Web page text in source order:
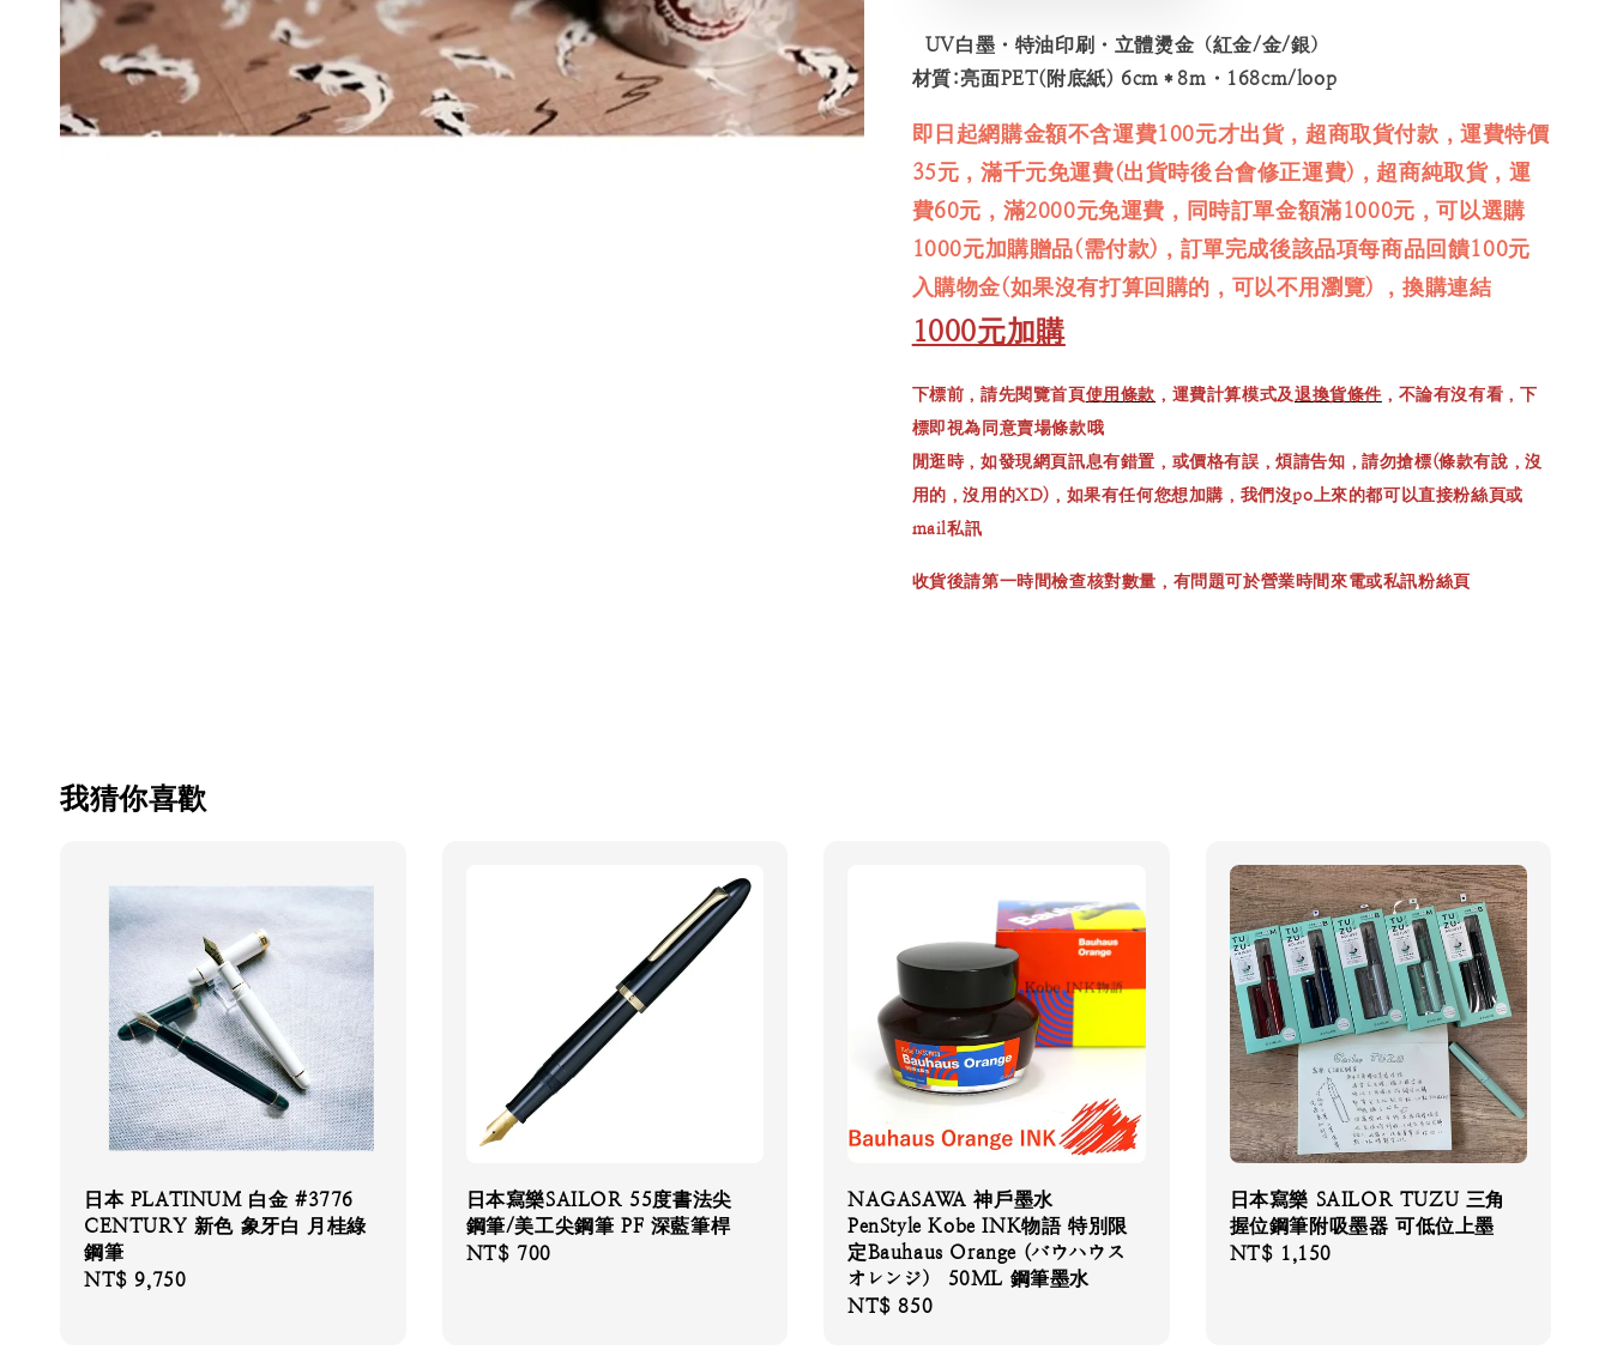
UV白墨・特油印刷・立體燙金（紅金/金/銀）
材質:亮面PET(附底紙) 6cm＊8m・168cm/loop
即日起網購金額不含運費100元才出貨，超商取貨付款，運費特價
35元，滿千元免運費(出貨時後台會修正運費)，超商純取貨，運
費60元，滿2000元免運費，同時訂單金額滿1000元，可以選購
1000元加購贈品(需付款)，訂單完成後該品項每商品回饋100元
入購物金(如果沒有打算回購的，可以不用瀏覽) ，換購連結
1000元加購
下標前，請先閱覽首頁使用條款 ，運費計算模式及退換貨條件 ，不論有沒有看，下
標即視為同意賣場條款哦
閒逛時，如發現網頁訊息有錯置，或價格有誤，煩請告知，請勿搶標(條款有說，沒
用的，沒用的XD)，如果有任何您想加購，我們沒po上來的都可以直接粉絲頁或
mail私訊
收貨後請第一時間檢查核對數量，有問題可於營業時間來電或私訊粉絲頁
我猜你喜歡
日本 PLATINUM 白金 #3776
CENTURY 新色 象牙白 月桂綠
鋼筆
Regular
NT$ 9,750
日本寫樂SAILOR 55度書法尖
鋼筆/美工尖鋼筆 PF 深藍筆桿
Regular
NT$ 700
NAGASAWA 神戶墨水
PenStyle Kobe INK物語 特別限
定Bauhaus Orange (バウハウス
オレンジ） 50ML 鋼筆墨水
Regular
NT$ 850
日本寫樂 SAILOR TUZU 三角
握位鋼筆附吸墨器 可低位上墨
Regular
NT$ 1,150